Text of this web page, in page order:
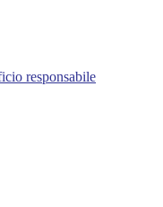
responsabile